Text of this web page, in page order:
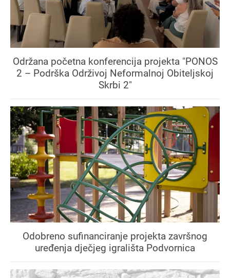
Održana početna konferencija projekta "PONOS
2 – Podrška Održivoj Neformalnoj Obiteljskoj
Skrbi 2"
Odobreno sufinanciranje projekta završnog
uređenja dječjeg igrališta Podvornica